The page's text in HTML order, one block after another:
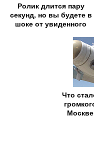
Ролик длится пару
секунд, но вы будете в
шоке от увиденного
Что